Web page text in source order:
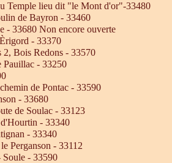
Temple lieu dit "le Mont d'or"-33480
de Bayron - 33460
- 33680 Non encore ouverte
- 33370
2, Bois Redons - 33570
Pauillac - 33250
de Pontac - 33590
- 33680
de Soulac - 33123
- 33340
- 33340
Perganson - 33112
Soule - 33590